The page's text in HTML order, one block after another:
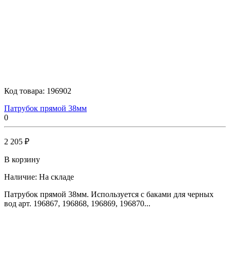
Код товара: 196902
Патрубок прямой 38мм
0
2 205 ₽
В корзину
Наличие: На складе
Патрубок прямой 38мм. Используется с баками для черных
вод арт. 196867, 196868, 196869, 196870...